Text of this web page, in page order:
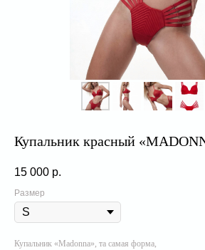
Купальник красный
15 000 р.
Размер
Купальник «Madonna», та самая форма,